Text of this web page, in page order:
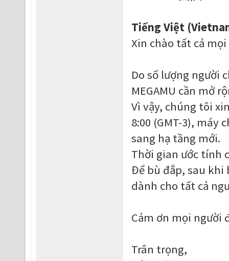
Tiếng Việt
Xin chào tất cả
Do số lượng người
MEGAMU cần mở
Vì vậy, chúng tôi
8:00 (GMT-3), máy
sang hạ tầng mới.
Thời gian ước tính
Để bù đắp, sau khi
dành cho tất cả
Cảm ơn mọi người
Trân trọng,